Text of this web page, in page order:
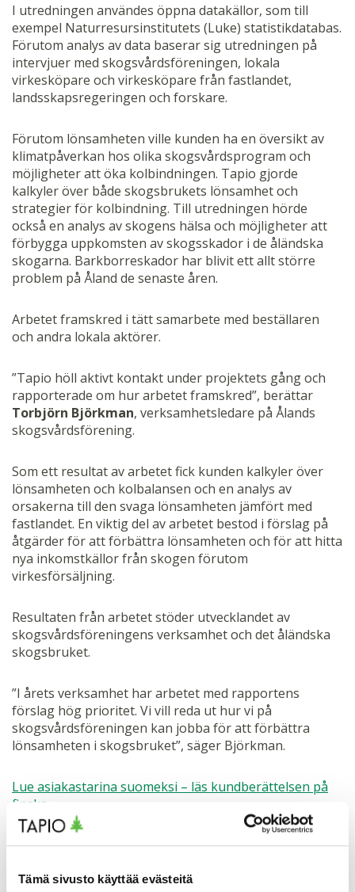
Tämä sivusto käyttää evästeitä
I utredningen användes öppna datakällor, som till
exempel Naturresursinstitutets (Luke) statistikdatabas.
Förutom analys av data baserar sig utredningen på
intervjuer med skogsvårdsföreningen, lokala
virkesköpare och virkesköpare från fastlandet,
landsskapsregeringen och forskare.
Förutom lönsamheten ville kunden ha en översikt av
klimatpåverkan hos olika skogsvårdsprogram och
möjligheter att öka kolbindningen. Tapio gjorde
kalkyler över både skogsbrukets lönsamhet och
strategier för kolbindning. Till utredningen hörde
också en analys av skogens hälsa och möjligheter att
förbygga uppkomsten av skogsskador i de åländska
skogarna. Barkborreskador har blivit ett allt större
problem på Åland de senaste åren.
Arbetet framskred i tätt samarbete med beställaren
och andra lokala aktörer.
”Tapio höll aktivt kontakt under projektets gång och
rapporterade om hur arbetet framskred”, berättar
Torbjörn Björkman, verksamhetsledare på Ålands
skogsvårdsförening.
Som ett resultat av arbetet fick kunden kalkyler över
lönsamheten och kolbalansen och en analys av
orsakerna till den svaga lönsamheten jämfört med
fastlandet. En viktig del av arbetet bestod i förslag på
åtgärder för att förbättra lönsamheten och för att hitta
nya inkomstkällor från skogen förutom
virkesförsäljning.
Resultaten från arbetet stöder utvecklandet av
skogsvårdsföreningens verksamhet och det åländska
skogsbruket.
”I årets verksamhet har arbetet med rapportens
förslag hög prioritet. Vi vill reda ut hur vi på
skogsvårdsföreningen kan jobba för att förbättra
lönsamheten i skogsbruket”, säger Björkman.
Lue asiakastarina suomeksi – läs kundberättelsen på
finska